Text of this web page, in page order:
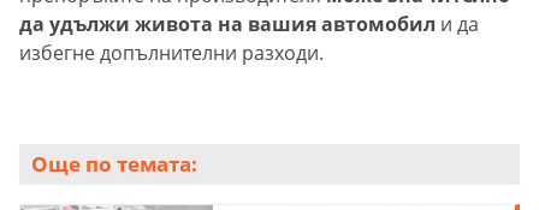
да удължи живота на вашия автомобил и да
избегне допълнителни разходи.
Още по темата: